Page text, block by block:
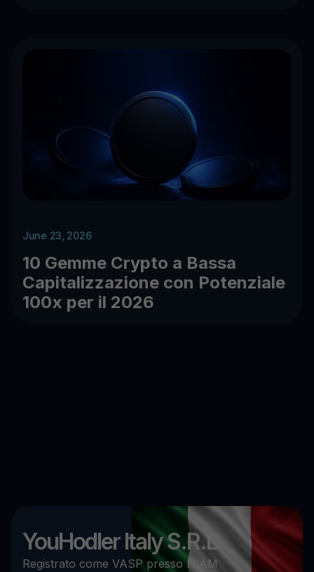
June 23, 2026
10 Gemme Crypto a Bassa
Capitalizzazione con Potenziale
100x per il 2026
YouHodler Italy S.R.L.
Registrato come VASP presso l’OAM